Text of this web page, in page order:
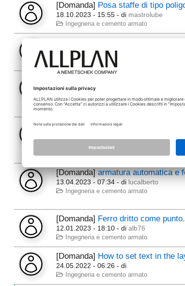
[Domanda] Posa staffe di tipo
18.10.2023 - 15:55 - di mastrolube
Ingegneria e cemento armato
18.10.2023 - 15:25- di
Ingegneria e cemento armato
27.01.2022 - 10:10
Ingegneria e cemento armato Allplan
[Domanda]Tutorial Allplan
Ingegneria e cemento armato
[Domanda]armatura automatica e
13.04.2023 - 07:34 - di lucalberto
Ingegneria e cemento armato
[Domanda] Ferro dritto come punto.
12.01.2023 - 18:10 - dialb76
Ingegneria e cemento armato
[Domanda] How to set text in the
24.05.2022 - 06:26 - di
Ingegneria e cemento armato